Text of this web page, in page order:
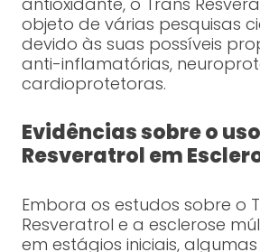
objeto de várias pesquisas
devido às suas possíveis
anti-inflamatórias,
cardioprotetoras.
Evidências sobre o
Resveratrol em
Embora os estudos sobre o
Resveratrol e a esclerose
em estágios iniciais,